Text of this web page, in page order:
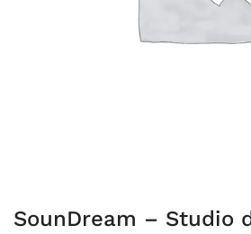
SounDream – Studio